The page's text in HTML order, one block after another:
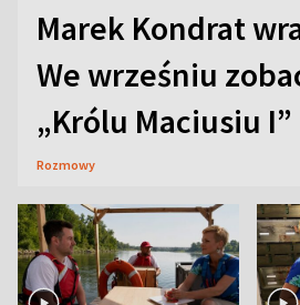
Marek Kondrat
We wrześniu
„Królu Maciusiu I”
Rozmowy